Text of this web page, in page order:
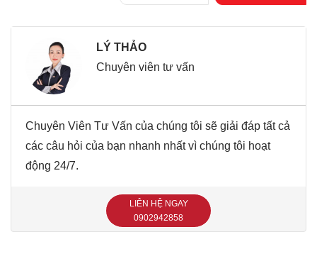
LÝ THẢO
Chuyên viên tư vấn
Chuyên Viên Tư Vấn của chúng tôi sẽ giải đáp tất cả
các câu hỏi của bạn nhanh nhất vì chúng tôi hoạt
động 24/7.
LIÊN HỆ NGAY
‭0902942858‬